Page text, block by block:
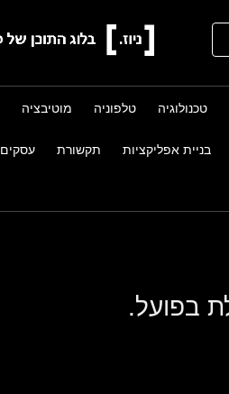
טכנולוגיה טלפוניה מוטיבציה
בניית אפליקציות תקשורת עסקים